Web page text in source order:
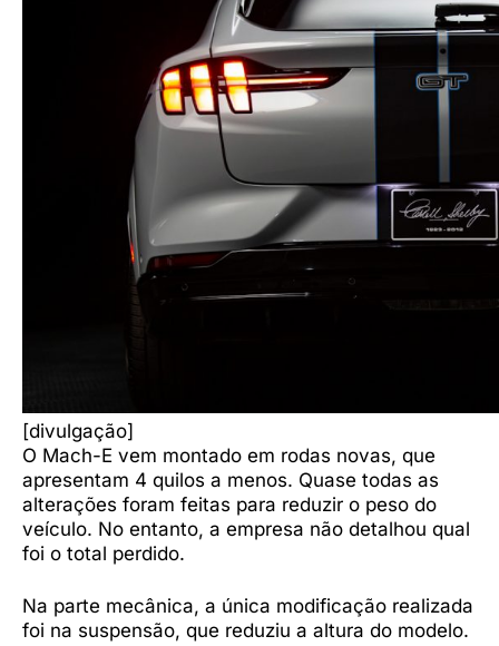
[divulgação]
O Mach-E vem montado em rodas novas, que
apresentam 4 quilos a menos. Quase todas as
alterações foram feitas para reduzir o peso do
veículo. No entanto, a empresa não detalhou qual
foi o total perdido.
Na parte mecânica, a única modificação realizada
foi na suspensão, que reduziu a altura do modelo.